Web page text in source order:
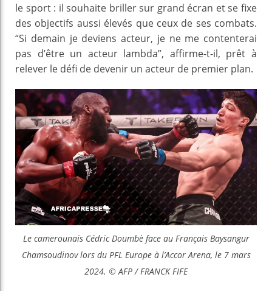
le sport : il souhaite briller sur grand écran et se fixe
des objectifs aussi élevés que ceux de ses combats.
“Si demain je deviens acteur, je ne me contenterai
pas d’être un acteur lambda”, affirme-t-il, prêt à
relever le défi de devenir un acteur de premier plan.
Le camerounais Cédric Doumbè face au Français Baysangur
Chamsoudinov lors du PFL Europe à l’Accor Arena, le 7 mars
2024. © AFP / FRANCK FIFE